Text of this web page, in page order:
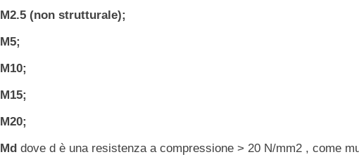
M2.5 (non strutturale);
M5;
M10;
M15;
M20;
Md dove d è una resistenza a compressione > 20 N/mm2 , come